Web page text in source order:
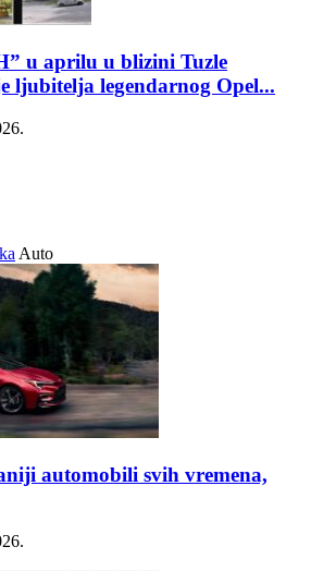
u aprilu u blizini Tuzle
ljubitelja legendarnog Opel...
Auto
automobili svih vremena,